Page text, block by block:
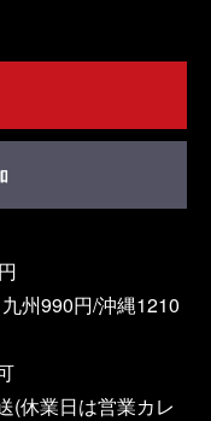
州990円/沖縄1210
(休業日は営業カレ